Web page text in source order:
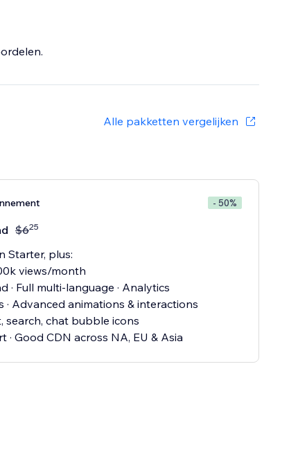
Alle pakketten vergelijken
- 50%
$625
Starter, plus:
views/month
· Full multi-language · Analytics
· Advanced animations & interactions
search, chat bubble icons
· Good CDN across NA, EU & Asia